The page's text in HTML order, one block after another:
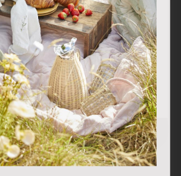
y mostrarle publicidad relacionada con
en base a un perfil elaborado a partir de
(por ejemplo, páginas
obtener más información y configurar
Rechazar Personalizar